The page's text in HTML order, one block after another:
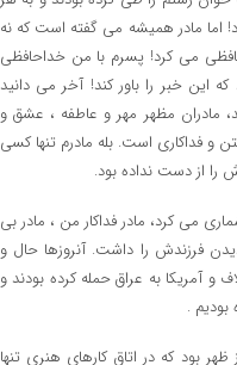
اما مادر همیشه می گفته است که نه
می کرد! پسرم با من خداحافظی
این خبر را باور کند! آخر می دانید
مادران مظهر مهر و عاطفه ، عشق و
فداکاری است. بله مادرم تنها کسی
را از دست نداده بود.
می کرد، مادر فداکار من ، مادر بی
فرزندش را داشت. آنروزها حال و
آمریکا به عراق حمله کرده بودند و
.
بود که در اتاق کارهای هنری تنها